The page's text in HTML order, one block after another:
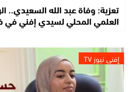
تعزية: وفاة عبد الله السعيدي..
العلمي المحلي لسيدي إفني
إفني نيوز TV